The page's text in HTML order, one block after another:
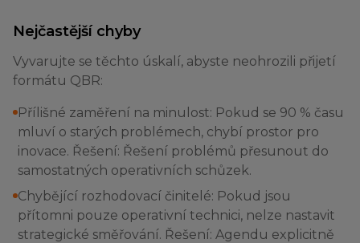
Nejčastější chyby
Vyvarujte se těchto úskalí, abyste neohrozili přijetí
formátu QBR:
Přílišné zaměření na minulost: Pokud se 90 % času
mluví o starých problémech, chybí prostor pro
inovace. Řešení: Řešení problémů přesunout do
samostatných operativních schůzek.
Chybějící rozhodovací činitelé: Pokud jsou
přítomni pouze operativní technici, nelze nastavit
strategické směřování. Řešení: Agendu explicitně